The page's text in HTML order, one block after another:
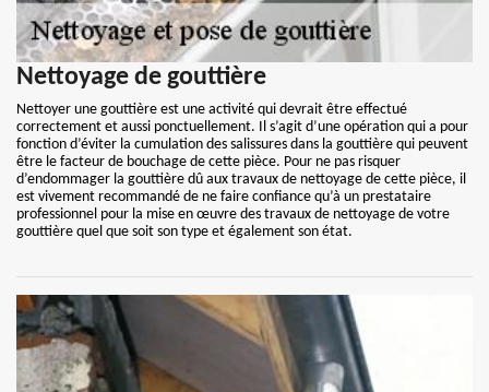
Nettoyage de gouttière
Nettoyer une gouttière est une activité qui devrait être effectué
correctement et aussi ponctuellement. Il s’agit d’une opération qui a pour
fonction d’éviter la cumulation des salissures dans la gouttière qui peuvent
être le facteur de bouchage de cette pièce. Pour ne pas risquer
d’endommager la gouttière dû aux travaux de nettoyage de cette pièce, il
est vivement recommandé de ne faire confiance qu’à un prestataire
professionnel pour la mise en œuvre des travaux de nettoyage de votre
gouttière quel que soit son type et également son état.